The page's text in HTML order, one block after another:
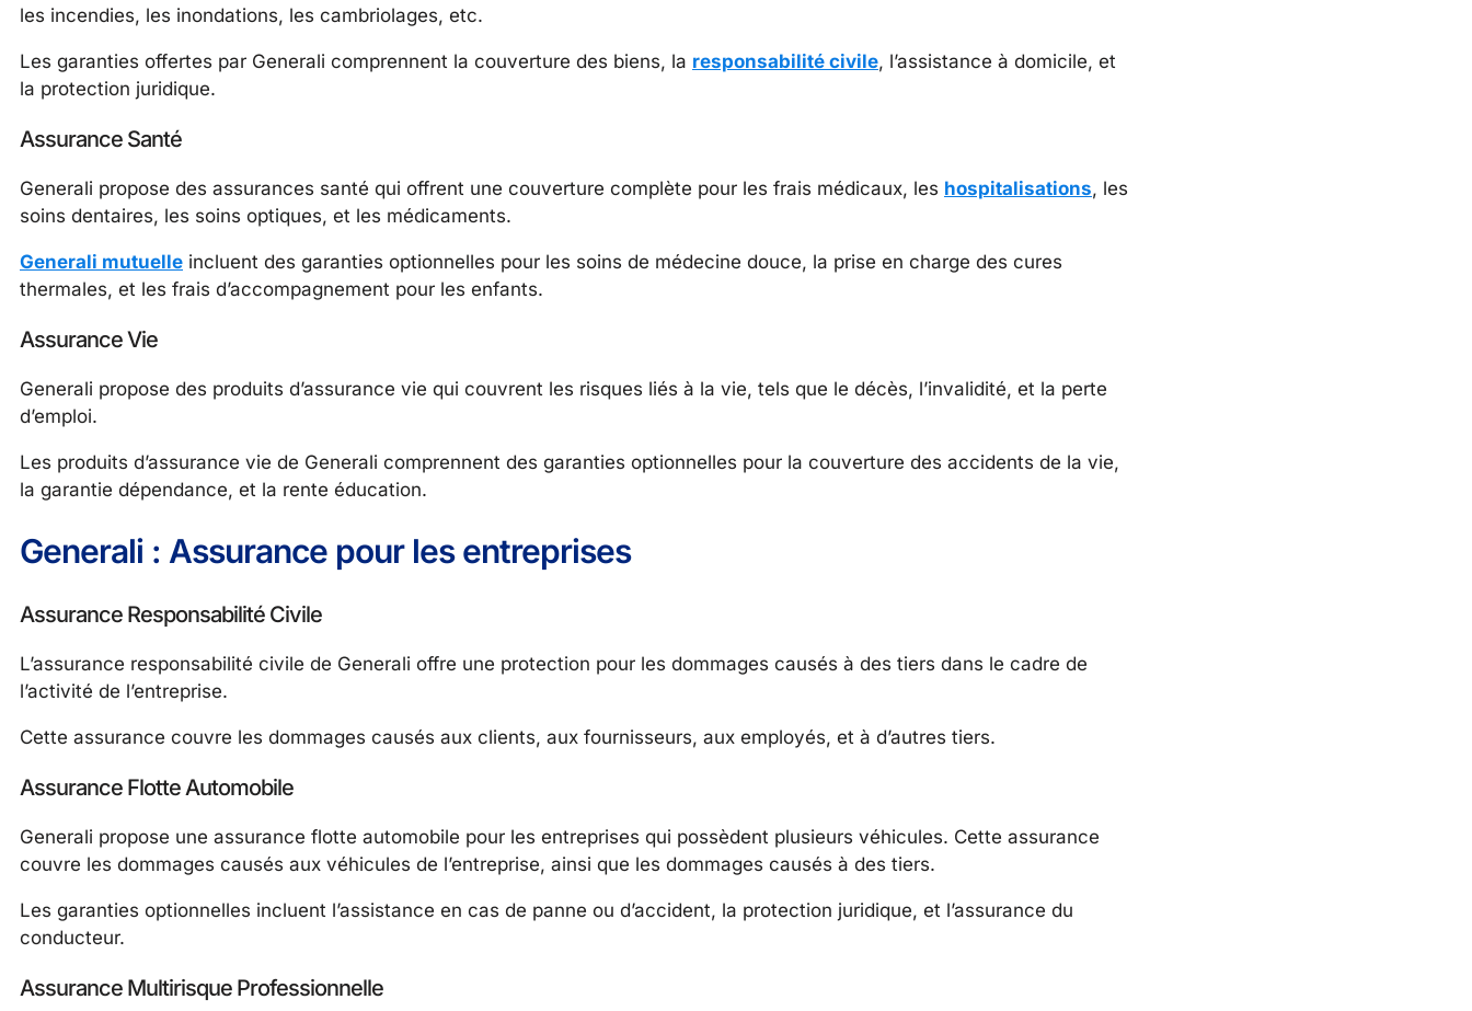
les incendies, les inondations, les cambriolages, etc.
Les garanties offertes par Generali comprennent la couverture des biens, la responsabilité civile, l’assistance à domicile, et
la protection juridique.
Assurance Santé
Generali propose des assurances santé qui offrent une couverture complète pour les frais médicaux, les hospitalisations, les
soins dentaires, les soins optiques, et les médicaments.
Generali mutuelle incluent des garanties optionnelles pour les soins de médecine douce, la prise en charge des cures
thermales, et les frais d’accompagnement pour les enfants.
Assurance Vie
Generali propose des produits d’assurance vie qui couvrent les risques liés à la vie, tels que le décès, l’invalidité, et la perte
d’emploi.
Les produits d’assurance vie de Generali comprennent des garanties optionnelles pour la couverture des accidents de la vie,
la garantie dépendance, et la rente éducation.
Generali : Assurance pour les entreprises
Assurance Responsabilité Civile
L’assurance responsabilité civile de Generali offre une protection pour les dommages causés à des tiers dans le cadre de
l’activité de l’entreprise.
Cette assurance couvre les dommages causés aux clients, aux fournisseurs, aux employés, et à d’autres tiers.
Assurance Flotte Automobile
Generali propose une assurance flotte automobile pour les entreprises qui possèdent plusieurs véhicules. Cette assurance
couvre les dommages causés aux véhicules de l’entreprise, ainsi que les dommages causés à des tiers.
Les garanties optionnelles incluent l’assistance en cas de panne ou d’accident, la protection juridique, et l’assurance du
conducteur.
Assurance Multirisque Professionnelle